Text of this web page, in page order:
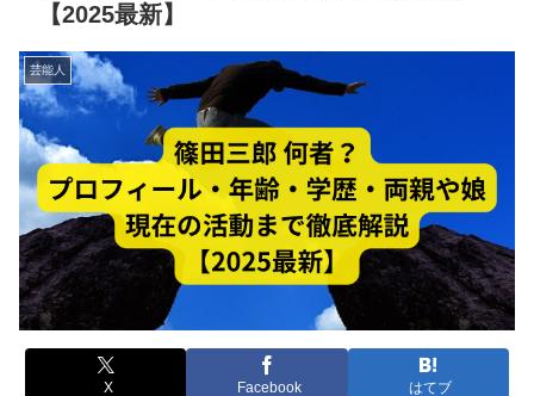
【2025最新】
芸能人
X Facebook はてブ